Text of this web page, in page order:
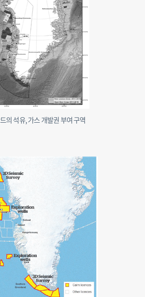
의 석유, 가스 개발권 부여 구역